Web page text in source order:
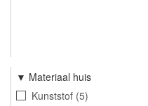
Materiaal huis
Kunststof 5